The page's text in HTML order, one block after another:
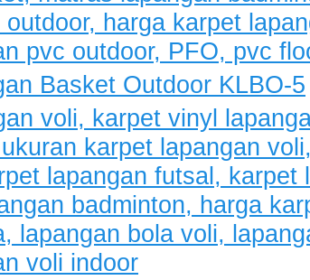
Basket Outdoor KLBO-5